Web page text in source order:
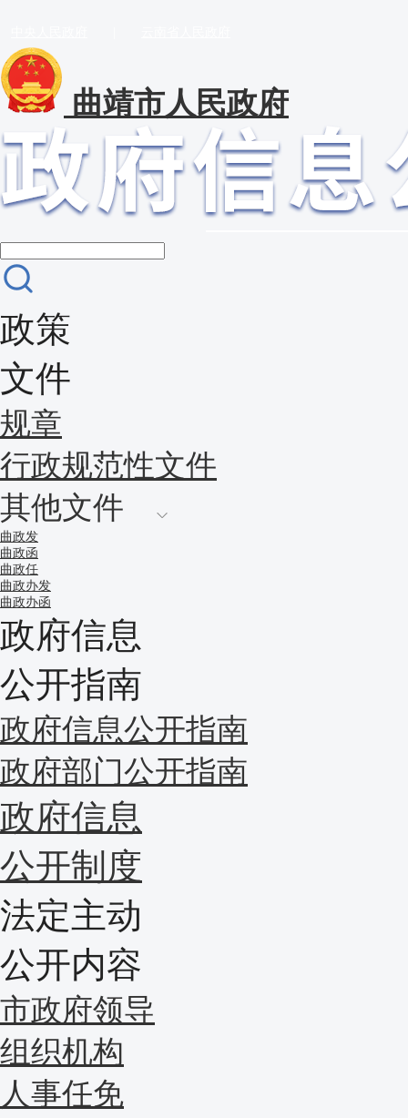
曲靖市人民政府
政策
文件
规章
行政规范性文件
其他文件
曲政发
曲政函
曲政任
曲政办发
曲政办函
政府信息
公开指南
政府信息公开指南
政府部门公开指南
政府信息
公开制度
法定主动
公开内容
市政府领导
组织机构
人事任免